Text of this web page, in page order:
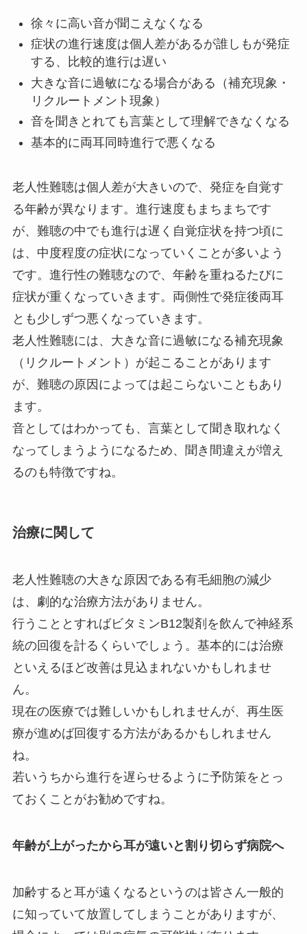
徐々に高い音が聞こえなくなる
症状の進行速度は個人差があるが誰しもが発症
する、比較的進行は遅い
大きな音に過敏になる場合がある（補充現象・
リクルートメント現象）
音を聞きとれても言葉として理解できなくなる
基本的に両耳同時進行で悪くなる
老人性難聴は個人差が大きいので、発症を自覚す
る年齢が異なります。進行速度もまちまちです
が、難聴の中でも進行は遅く自覚症状を持つ頃に
は、中度程度の症状になっていくことが多いよう
です。進行性の難聴なので、年齢を重ねるたびに
症状が重くなっていきます。両側性で発症後両耳
とも少しずつ悪くなっていきます。
老人性難聴には、大きな音に過敏になる補充現象
（リクルートメント）が起こることがあります
が、難聴の原因によっては起こらないこともあり
ます。
音としてはわかっても、言葉として聞き取れなく
なってしまうようになるため、聞き間違えが増え
るのも特徴ですね。
治療に関して
老人性難聴の大きな原因である有毛細胞の減少
は、劇的な治療方法がありません。
行うこととすればビタミンB12製剤を飲んで神経系
統の回復を計るくらいでしょう。基本的には治療
といえるほど改善は見込まれないかもしれませ
ん。
現在の医療では難しいかもしれませんが、再生医
療が進めば回復する方法があるかもしれません
ね。
若いうちから進行を遅らせるように予防策をとっ
ておくことがお勧めですね。
年齢が上がったから耳が遠いと割り切らず病院へ
加齢すると耳が遠くなるというのは皆さん一般的
に知っていて放置してしまうことがありますが、